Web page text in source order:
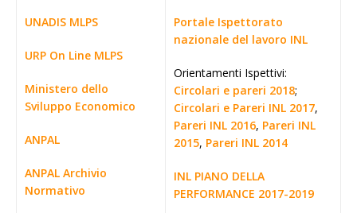
UNADIS MLPS
URP On Line MLPS
Ministero dello
Sviluppo Economico
ANPAL
ANPAL Archivio
Normativo
Portale Ispettorato
nazionale del lavoro INL
Orientamenti Ispettivi:
Circolari e pareri 2018;
Circolari e Pareri INL 2017,
Pareri INL 2016, Pareri INL
2015, Pareri INL 2014
INL PIANO DELLA
PERFORMANCE 2017-2019